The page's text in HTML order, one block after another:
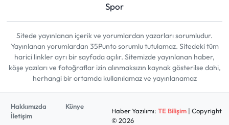
Spor
Sitede yayınlanan içerik ve yorumlardan yazarları sorumludur.
Yayınlanan yorumlardan 35Punto sorumlu tutulamaz. Sitedeki tüm
harici linkler ayrı bir sayfada açılır. Sitemizde yayınlanan haber,
köşe yazıları ve fotoğraflar izin alınmaksızın kaynak gösterilse dahi,
herhangi bir ortamda kullanılamaz ve yayınlanamaz
Hakkımızda
Künye
İletişim
Haber Yazılımı: TE Bilişim| Copyright
© 2026